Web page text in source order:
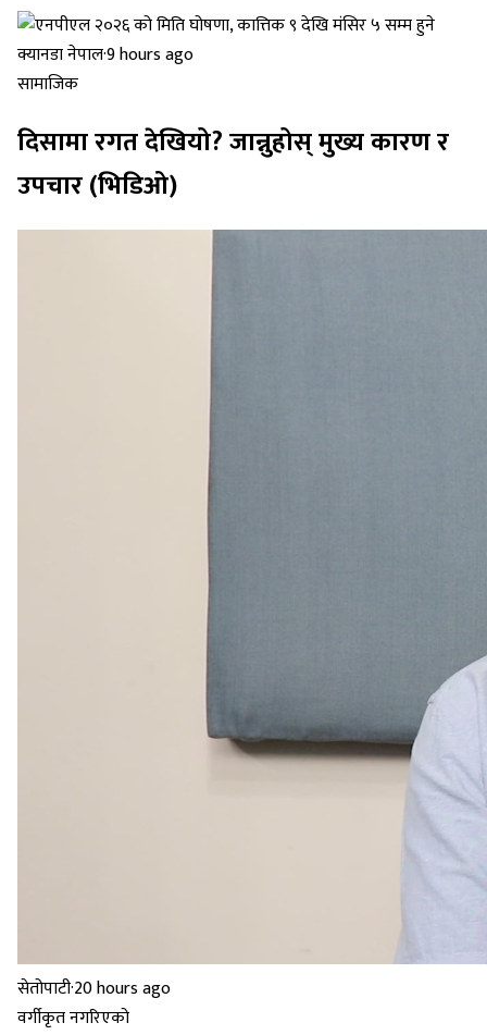
क्यानडा नेपाल·9 hours ago
सामाजिक
दिसामा रगत देखियो? जान्नुहोस् मुख्य कारण र
उपचार (भिडिओ)
सेतोपाटी·20 hours ago
वर्गीकृत नगरिएको